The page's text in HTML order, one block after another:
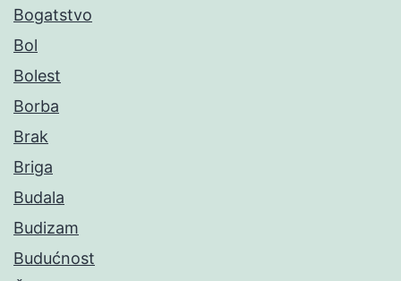
Bogatstvo
Bol
Bolest
Borba
Brak
Briga
Budala
Budizam
Budućnost